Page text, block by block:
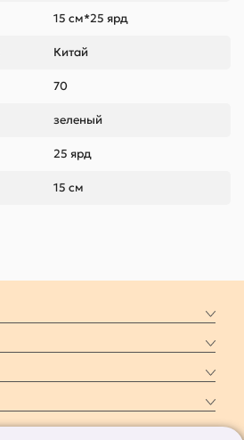
15 см*25 ярд
Китай
70
зеленый
25 ярд
15 см